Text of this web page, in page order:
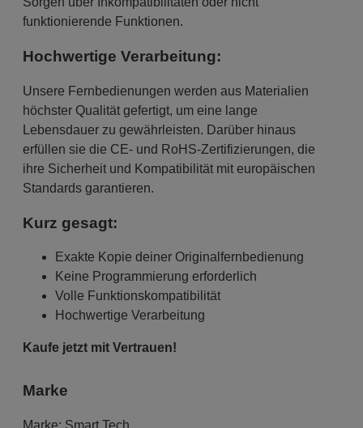
funktionierende Funktionen.
Hochwertige Verarbeitung:
Unsere Fernbedienungen werden aus Materialien
höchster Qualität gefertigt, um eine lange
Lebensdauer zu gewährleisten. Darüber hinaus
erfüllen sie die CE- und RoHS-Zertifizierungen, die
ihre Sicherheit und Kompatibilität mit europäischen
Standards garantieren.
Kurz gesagt:
Exakte Kopie deiner Originalfernbedienung
Keine Programmierung erforderlich
Volle Funktionskompatibilität
Hochwertige Verarbeitung
Kaufe jetzt mit Vertrauen!
Marke
Marke: Smart Tech